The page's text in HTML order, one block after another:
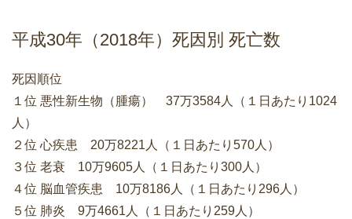
平成30年（2018年）死因別 死亡数
死因順位
１位 悪性新生物（腫瘍） 37万3584人（１日あたり1024
人）
２位 心疾患 20万8221人（１日あたり570人）
３位 老衰 10万9605人（１日あたり300人）
４位 脳血管疾患 10万8186人（１日あたり296人）
５位 肺炎 9万4661人（１日あたり259人）